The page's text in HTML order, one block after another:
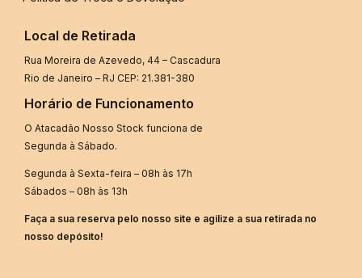
Local de Retirada
Rua Moreira de Azevedo, 44 – Cascadura
Rio de Janeiro – RJ CEP: 21.381-380
Horário de Funcionamento
O Atacadão Nosso Stock funciona de
Segunda à Sábado.
Segunda à Sexta-feira – 08h às 17h
Sábados – 08h às 13h
Faça a sua reserva pelo nosso site e agilize a sua retirada no
nosso depósito!